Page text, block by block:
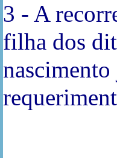
3 - A
filha dos